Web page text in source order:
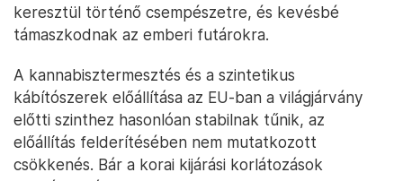
keresztül történő csempészetre, és kevésbé
támaszkodnak az emberi futárokra.
A kannabisztermesztés és a szintetikus
kábítószerek előállítása az EU-ban a világjárvány
előtti szinthez hasonlóan stabilnak tűnik, az
előállítás felderítésében nem mutatkozott
csökkenés. Bár a korai kijárási korlátozások